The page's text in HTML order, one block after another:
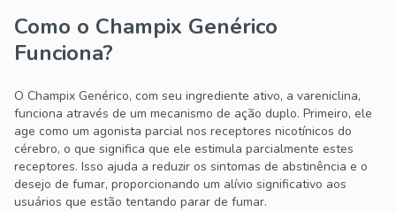
Como o Champix Genérico
Funciona?
O Champix Genérico, com seu ingrediente ativo, a vareniclina,
funciona através de um mecanismo de ação duplo. Primeiro, ele
age como um agonista parcial nos receptores nicotínicos do
cérebro, o que significa que ele estimula parcialmente estes
receptores. Isso ajuda a reduzir os sintomas de abstinência e o
desejo de fumar, proporcionando um alívio significativo aos
usuários que estão tentando parar de fumar.